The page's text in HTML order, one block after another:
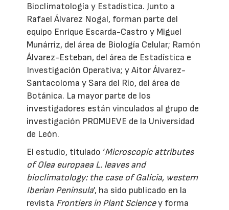
Bioclimatología y Estadística. Junto a
Rafael Álvarez Nogal, forman parte del
equipo Enrique Escarda-Castro y Miguel
Munárriz, del área de Biología Celular; Ramón
Álvarez-Esteban, del área de Estadística e
Investigación Operativa; y Aitor Álvarez-
Santacoloma y Sara del Río, del área de
Botánica. La mayor parte de los
investigadores están vinculados al grupo de
investigación PROMUEVE de la Universidad
de León.
El estudio, titulado ‘Microscopic attributes
of Olea europaea L. leaves and
bioclimatology: the case of Galicia, western
Iberian Peninsula’, ha sido publicado en la
revista Frontiers in Plant Sciencey forma